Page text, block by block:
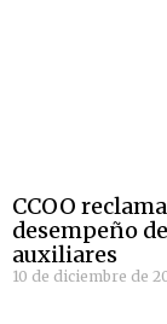
CCOO
desempeño
auxiliares
10 de diciembre de